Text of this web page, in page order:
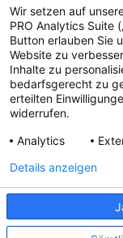
Aktuelles
Presse
Folgen Sie uns!
IMPRESSUM
Wir setzen auf
PRO Analytics Suite
Button erlauben Sie
Website zu
Inhalte zu
bedarfsgerecht zu
erteilten
widerrufen.
Analytics
Details anzeigen